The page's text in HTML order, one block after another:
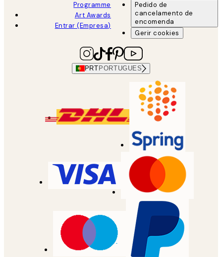
Programme
Art Awards
Entrar (Empresa)
Pedido de
cancelamento de
encomenda
Gerir cookies
PRT PORTUGUES